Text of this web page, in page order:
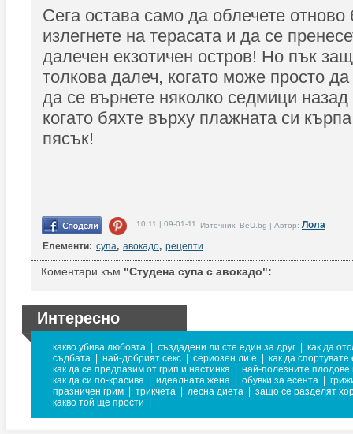
Сега остава само да облечете отново
излегнете на терасата и да се
далечен екзотичен остров! Но пък
толкова далеч, когато може просто
да се върнете няколко седмици
когато бяхте върху плажната си
пясък!
10:11 | 09-01-11 Източник: BeU.bg | Автор: Лола
Елементи: супа, авокадо, рецепти
Коментари към "Студена супа с авокадо":
Интересно
какво убива любовта създадени ли сте един за друг
как да
съдбата
най-добрият секс сериозен ли е
как да
как да се предпазим от грип и настинка
най-полезните плодове
как да си по-красива
идеалната жена обувки за есента
празничен грим
трикчета лесна диета
защо се разделят
какво той ще прости